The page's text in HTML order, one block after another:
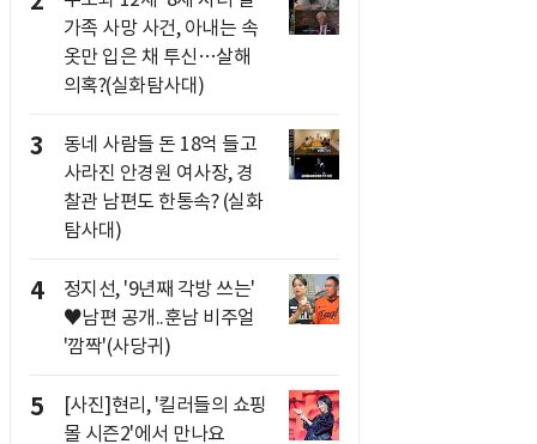
가족 사망 사건, 아내는 속
옷만 입은 채 투신…살해
의혹?(실화탐사대)
3
동네 사람들 돈 18억 들고
사라진 안경원 여사장, 경
찰관 남편도 한통속? (실화
탐사대)
4
정지선, '9년째 각방 쓰는'
♥남편 공개..훈남 비주얼
'깜짝'(사당귀)
5
[사진]현리, '킬러들의 쇼핑
몰 시즌2'에서 만나요